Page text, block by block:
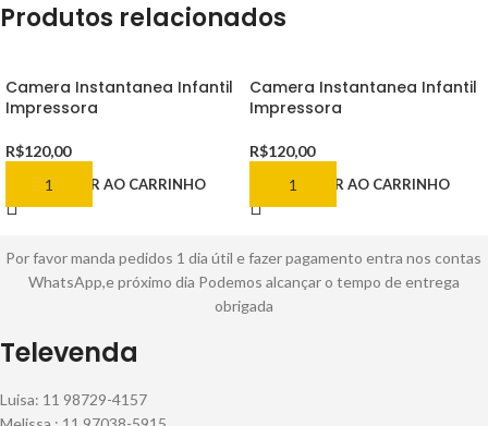
Produtos relacionados
Camera Instantanea Infantil
Impressora
R$120,00
ADICIONAR AO CARRINHO
Camera Instantanea Infantil
Impressora
R$120,00
ADICIONAR AO CARRINHO
Por favor manda pedidos 1 dia útil e fazer pagamento entra nos contas
WhatsApp,e próximo dia Podemos alcançar o tempo de entrega
obrigada
Televenda
Luisa: 11 98729-4157